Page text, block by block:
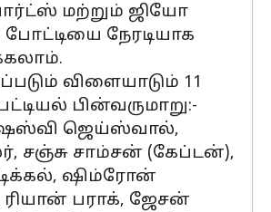
மற்றும் ஜியோ
போட்டியை நேரடியாக
விளையாடும் 11
பின்வருமாறு:-
ஜெய்ஸ்வால்,
சஞ்சு சாம்சன் (கேப்டன்),
ஷிம்ரோன்
பராக், ஜேசன்